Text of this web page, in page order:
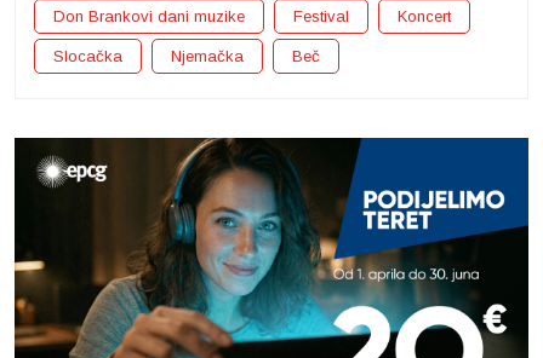
Don Brankovi dani muzike Festival Koncert
Slocačka Njemačka Beč